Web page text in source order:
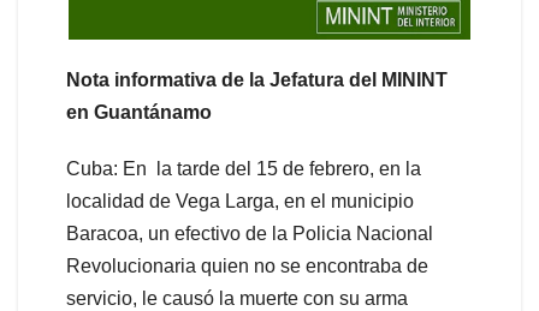
Nota informativa de la Jefatura del MININT
en Guantánamo
Cuba: En la tarde del 15 de febrero, en la
localidad de Vega Larga, en el municipio
Baracoa, un efectivo de la Policia Nacional
Revolucionaria quien no se encontraba de
servicio, le causó la muerte con su arma